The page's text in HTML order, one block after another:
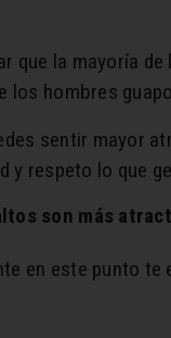
que la mayoría
los hombres
sentir mayor
y respeto lo que
son más
en este punto